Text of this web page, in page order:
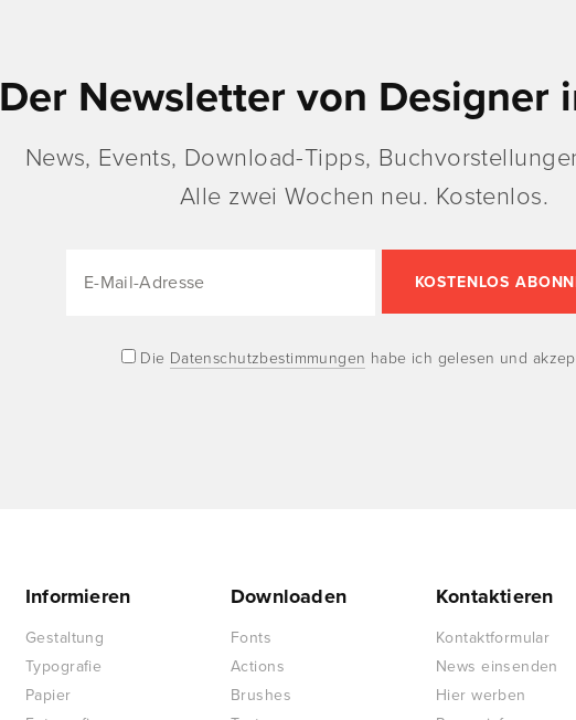
Der Newsletter von Designer
News, Events, Download-Tipps,
Alle zwei Wochen neu. Kostenlos.
Die Datenschutzbestimmungen habe ich gelesen und
Informieren
Gestaltung
Typografie
Papier
Downloaden
Fonts
Actions
Brushes
Kontaktieren
Kontaktformular
News einsenden
Hier werben